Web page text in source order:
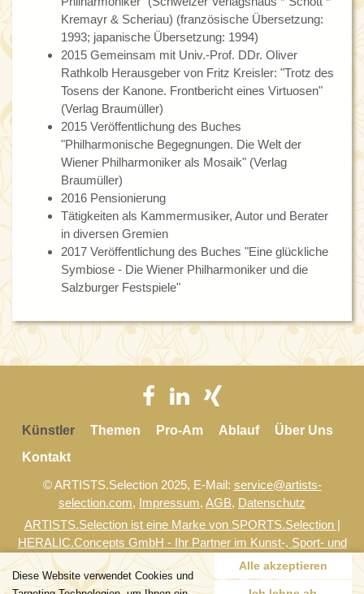
Diese Website verwendet Cookies und
Alle akzeptieren
Kremayr & Scheriau) (französische Übersetzung:
1993; japanische Übersetzung: 1994)
2015 Gemeinsam mit Univ.-Prof. DDr. Oliver
Rathkolb Herausgeber von Fritz Kreisler: "Trotz des
Tosens der Kanone. Frontbericht eines Virtuosen"
(Verlag Braumüller)
2015 Veröffentlichung des Buches
"Philharmonische Begegnungen. Die Welt der
Wiener Philharmoniker als Mosaik" (Verlag
Braumüller)
2016 Pensionierung
Tätigkeiten als Kammermusiker, Autor und Berater
in diversen Gremien
2017 Veröffentlichung des Buches "Eine glückliche
Symbiose - Die Wiener Philharmoniker und die
Salzburger Festspiele"
Künstler Themen Pro-Am Ablauf
Über Uns
Kontakt
© ARTISTS.Selection 2025, E-Mail: service@artists-
selection.com, Impressum, AGB, Datenschutz
ARTISTS.Selection ist eine Marke von SPORTS.Selection |
HERALIC.Concepts GmbH - Ihr Partner im Kunst-, Sport- und
Gesundheitsmarketing
website by bestHeads